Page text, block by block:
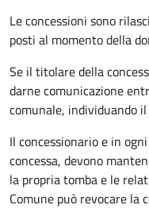
Le concessioni sono
posti al momento della
Se il titolare della
darne comunicazione
comunale, individuando
Il concessionario e in
concessa, devono
la propria tomba e le
Comune può revocare la